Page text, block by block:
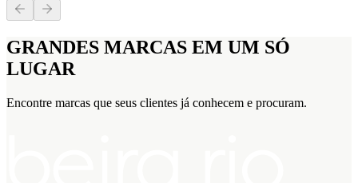
GRANDES MARCAS EM UM SÓ
LUGAR
Encontre marcas que seus clientes já conhecem e procuram.